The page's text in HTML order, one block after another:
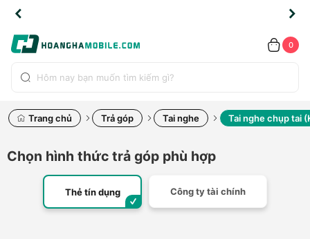
0
Trang chủ Trả góp Tai nghe Tai nghe chụp tai
Chọn hình thức trả góp phù hợp
Thẻ tín dụng Công ty tài chính